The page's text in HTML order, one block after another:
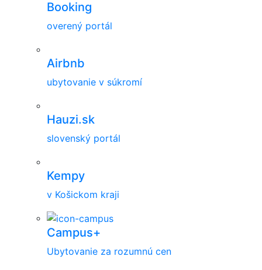
Booking
overený portál
Airbnb
ubytovanie v súkromí
Hauzi.sk
slovenský portál
Kempy
v Košickom kraji
Campus+
Ubytovanie za rozumnú cen